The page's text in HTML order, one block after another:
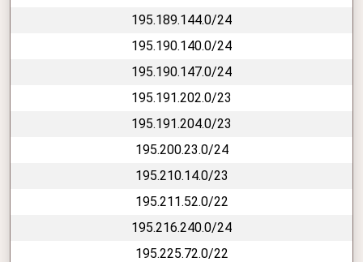
195.189.144.0/24
195.190.140.0/24
195.190.147.0/24
195.191.202.0/23
195.191.204.0/23
195.200.23.0/24
195.210.14.0/23
195.211.52.0/22
195.216.240.0/24
195.225.72.0/22